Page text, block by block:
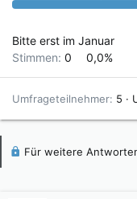
Bitte erst im Januar
Stimmen: 0 0,0%
Umfrageteilnehmer 5
Für weitere